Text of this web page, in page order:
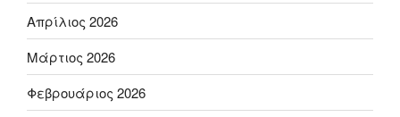
Απρίλιος 2026
Μάρτιος 2026
Φεβρουάριος 2026